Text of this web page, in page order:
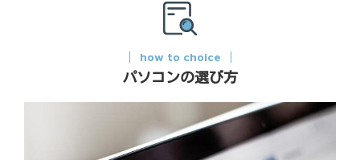
how to choice
パソコンの選び方